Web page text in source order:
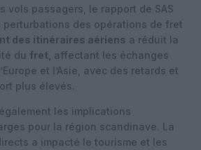
vols passagers, le rapport de SAS
perturbations des opérations de fret
des itinéraires aériens a réduit la
du fret , affectant les échanges
et l’Asie, avec des retards et
plus élevés.
les implications
pour la région scandinave. La
a impacté le tourisme et les